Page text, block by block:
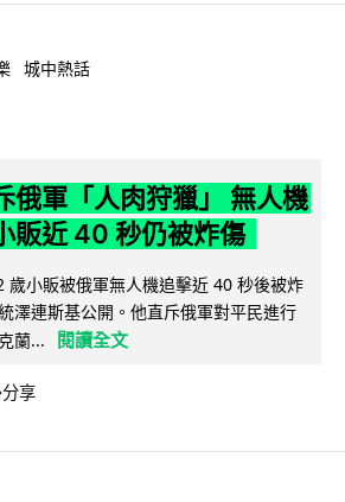
城中熱話
俄軍「人肉狩獵」 無人機
販近 40 秒仍被炸傷
歲小販被俄軍無人機追擊近 40 秒後被炸
澤連斯基公開。他直斥俄軍對平民進行
蘭...
閱讀全文
分享